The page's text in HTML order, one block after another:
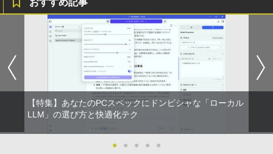
【特集】あなたのPCスペックにドンピシャな「ローカル
LLM」の選び方と快適化テク
● ● ● ● ●